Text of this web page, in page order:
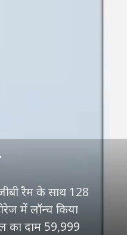
रैम के साथ 128
में लॉन्च किया
का दाम 59,999